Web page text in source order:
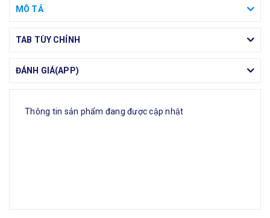
MÔ TẢ
TAB TÙY CHỈNH
ĐÁNH GIÁ(APP)
Thông tin sản phẩm đang được cập nhật